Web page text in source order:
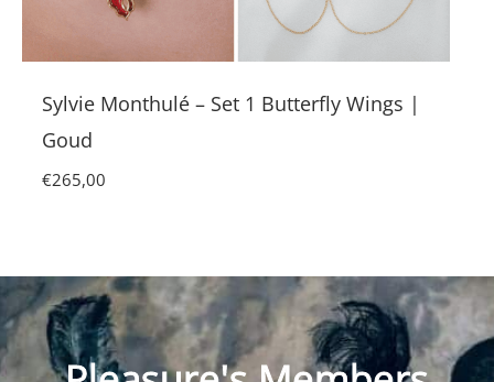
Sylvie Monthulé – Set 1 Butterfly Wings |
Goud
€265,00